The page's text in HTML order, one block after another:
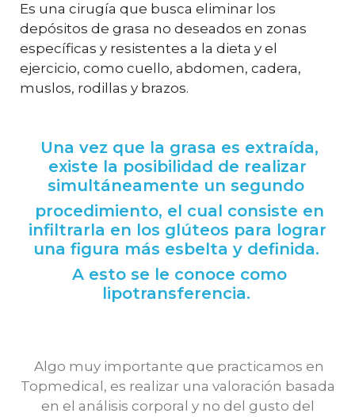
Es una cirugía que busca eliminar los
depósitos de grasa no deseados en zonas
específicas y resistentes a la dieta y el
ejercicio, como cuello, abdomen, cadera,
muslos, rodillas y brazos.
Una vez que la grasa es extraída,
existe la posibilidad de realizar
simultáneamente un segundo
procedimiento, el cual consiste en
infiltrarla en los glúteos para lograr
una figura más esbelta y definida.
A esto se le conoce como
lipotransferencia.
Algo muy importante que practicamos en
Topmedical, es realizar una valoración basada
en el análisis corporal y no del gusto del